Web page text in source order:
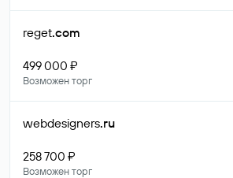
reget.com
499 000 ₽
Возможен торг
webdesigners.ru
258 700 ₽
Возможен торг